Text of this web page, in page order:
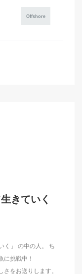
Offshore
きていく
く」 の中の人。 ち
に挑戦中！
をお送りします。